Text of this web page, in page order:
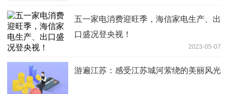
五一家电消费迎旺季，海信家电生产、出
口盛况登央视！
2023-05-07
游遍江苏：感受江苏城河萦绕的美丽风光